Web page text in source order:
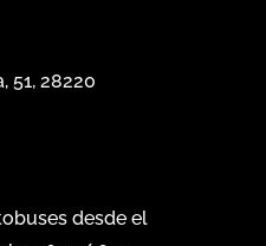
51, 28220
desde el